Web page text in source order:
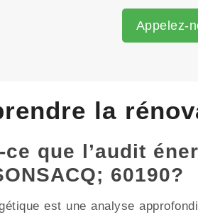
Appelez-
la
ce que l’audit
60190?
est une analyse